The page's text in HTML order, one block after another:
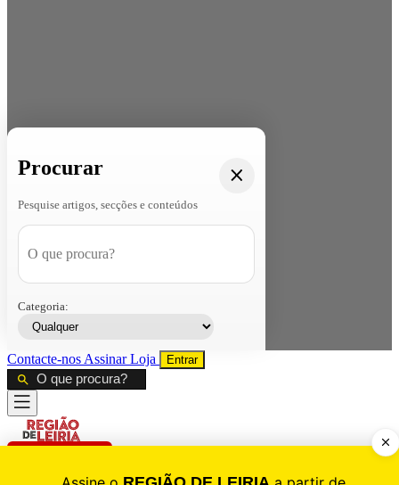
Procurar
Pesquise artigos, secções e conteúdos
Categoria:
Contacte-nos AssinarLoja Entrar